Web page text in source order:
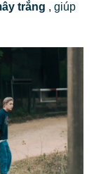
trắng , giúp